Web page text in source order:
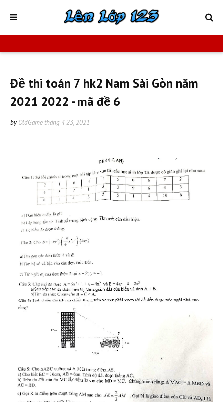
Đề thi toán 7 hk2 Nam Sài Gòn năm
2021 2022 - mã đề 6
by OldGame tháng 4 23, 2021